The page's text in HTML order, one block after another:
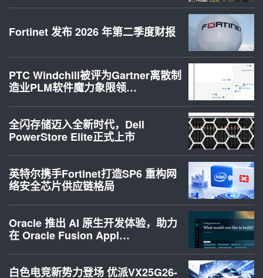
Fortinet 发布 2026 年第二季度财报
PTC Windchill被评为Gartner离散制
造业PLM软件魔力象限领…
全闪存储迈入全新时代，Dell
PowerStore Elite正式上市
英特尔携手Fortinet打造SP6 重构网
络安全芯片供应链格局
Oracle 推出 AI 原生开发体验，助力
在 Oracle Fusion Appl…
白色电竞新势力登场 优派VX25G26-